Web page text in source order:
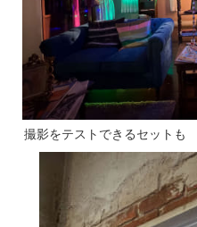
撮影をテストできるセットも